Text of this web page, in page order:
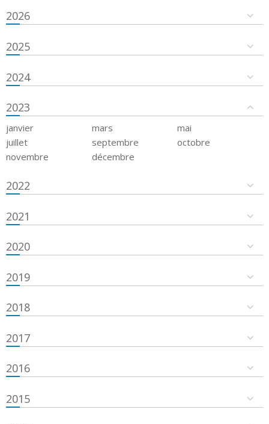
2026
2025
2024
2023
janvier mars
mai
juillet
septembre
octobre
novembre
décembre
2022
2021
2020
2019
2018
2017
2016
2015